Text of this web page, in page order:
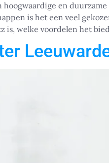
hoogwaardige en
is het een veel
is, welke voordelen het